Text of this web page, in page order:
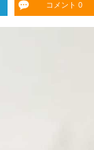
コメント 0